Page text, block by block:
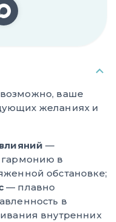
ваше
желаниях и
—
в
обстановке;
— плавно
в
внутренних